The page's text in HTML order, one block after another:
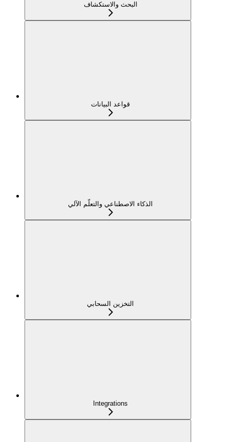
البحث والاستكشاف
قواعد البيانات
الذكاء الاصطناعي والتعلّم الآلي
التخزين السحابي
Integrations